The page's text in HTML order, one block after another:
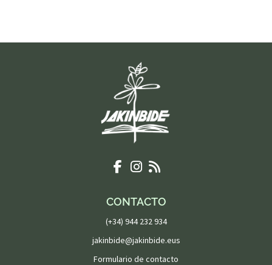
CONTACTO
(+34) 944 232 934
jakinbide@jakinbide.eus
Formulario de contacto